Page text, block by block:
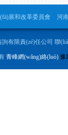
展和改革委員會 河
詢有限責(zé)任公司 聯
青峰網(wǎng)絡(luò) 豫